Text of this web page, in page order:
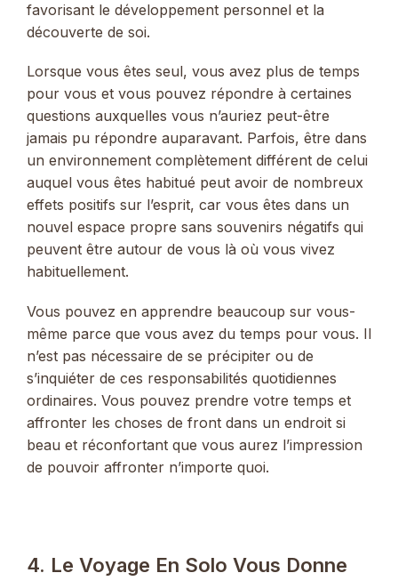
favorisant le développement personnel et la
découverte de soi.
Lorsque vous êtes seul, vous avez plus de temps
pour vous et vous pouvez répondre à certaines
questions auxquelles vous n’auriez peut-être
jamais pu répondre auparavant. Parfois, être dans
un environnement complètement différent de celui
auquel vous êtes habitué peut avoir de nombreux
effets positifs sur l’esprit, car vous êtes dans un
nouvel espace propre sans souvenirs négatifs qui
peuvent être autour de vous là où vous vivez
habituellement.
Vous pouvez en apprendre beaucoup sur vous-
même parce que vous avez du temps pour vous. Il
n’est pas nécessaire de se précipiter ou de
s’inquiéter de ces responsabilités quotidiennes
ordinaires. Vous pouvez prendre votre temps et
affronter les choses de front dans un endroit si
beau et réconfortant que vous aurez l’impression
de pouvoir affronter n’importe quoi.
4. Le Voyage En Solo Vous Donne